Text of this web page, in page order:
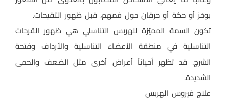
بوخز أو حكة أو حرقان حول فمهم، قبل ظهور التقيحات.
تكون السمة المميّزة للهربس التناسلي هي ظهور القرحات
التناسلية في منطقة الأعضاء التناسلية والأرداف وفتحة
الشرج. قد تظهر أحياناً أعراض أخرى مثل الضعف والحمى
الشديدة.
علاج فيروس الهربس